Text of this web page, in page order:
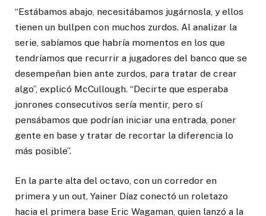
“Estábamos abajo, necesitábamos jugárnosla, y ellos
tienen un bullpen con muchos zurdos. Al analizar la
serie, sabíamos que habría momentos en los que
tendríamos que recurrir a jugadores del banco que se
desempeñan bien ante zurdos, para tratar de crear
algo”, explicó McCullough. “Decirte que esperaba
jonrones consecutivos sería mentir, pero sí
pensábamos que podrían iniciar una entrada, poner
gente en base y tratar de recortar la diferencia lo
más posible”.
En la parte alta del octavo, con un corredor en
primera y un out, Yainer Díaz conectó un roletazo
hacia el primera base Eric Wagaman, quien lanzó a la